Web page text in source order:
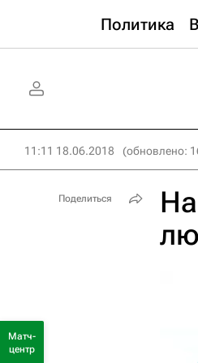
Политика
11:11 18.06.2018 (обновлено:
Поделиться
Матч-
центр